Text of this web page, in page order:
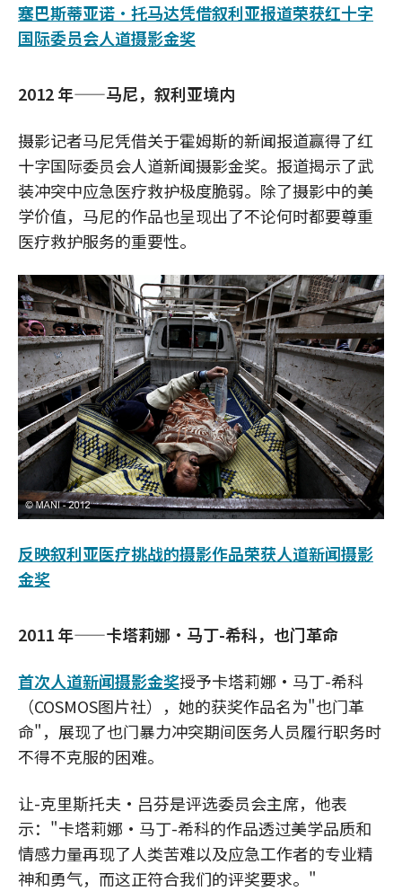
塞巴斯蒂亚诺·托马达凭借叙利亚报道荣获红十字
国际委员会人道摄影金奖
2012 年——马尼，叙利亚境内
摄影记者马尼凭借关于霍姆斯的新闻报道赢得了红
十字国际委员会人道新闻摄影金奖。报道揭示了武
装冲突中应急医疗救护极度脆弱。除了摄影中的美
学价值，马尼的作品也呈现出了不论何时都要尊重
医疗救护服务的重要性。
反映叙利亚医疗挑战的摄影作品荣获人道新闻摄影
金奖
2011 年——卡塔莉娜·马丁-希科，也门革命
首次人道新闻摄影金奖授予卡塔莉娜·马丁-希科
（COSMOS图片社），她的获奖作品名为"也门革
命"，展现了也门暴力冲突期间医务人员履行职务时
不得不克服的困难。
让-克里斯托夫·吕芬是评选委员会主席，他表
示："卡塔莉娜·马丁-希科的作品透过美学品质和
情感力量再现了人类苦难以及应急工作者的专业精
神和勇气，而这正符合我们的评奖要求。"